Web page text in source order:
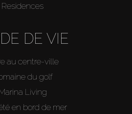
Residences
DE VIE
au centre-ville
du golf
Living
en bord de mer